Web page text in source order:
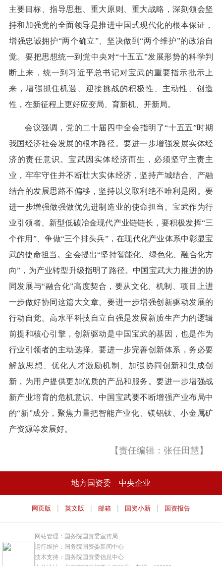
主要目标、指导思想、重大原则、重大战略，深刻领会坚
持和加强党的全面领导是推进中国式现代化的根本保证，
增强忠诚拥护“两个确立”、坚决做到“两个维护”的政治自
觉。要把思想统一到党中央对“十五五”发展形势的科学判
断上来，统一到习近平总书记对宝武的重要指示批示上
来，增强抓住机遇、迎接挑战的积极性、主动性、创造
性，在新征程上更好应变局、育新机、开新局。
会议强调，党的二十届四中全会指明了“十五五”时期
我国经济社会发展的根本路径。要进一步增强发展实体经
济的责任意识。宝武因实体经济而生，必须坚守主责主
业，牢牢守住并不断壮大实体经济，坚持产城结合、产融
结合的发展思路不偏移，坚持以义取利绝不唯利是图。要
进一步增强做强做优先进制造业的使命担当。宝武作为行
业引领者、新型低碳冶金现代产业链链长，要积极发挥“三
个作用”、争做“三个排头兵”，在现代化产业体系中彰显宝
武的使命担当。全会提出“坚持智能化、绿色化、融合化方
向”，为产业转型升级指明了路径。中国宝武大力推进的协
同发展与“融合化”高度契合，要从文化、机制、项目上进
一步做好协同这篇大文章。要进一步增强创新驱动发展的
行动自觉。高水平科技自立自强是发展新质生产力的逻辑
前提和核心引擎，创新驱动是中国宝武的基因，也是作为
行业引领者的主动选择。要进一步完善创新体系，务必要
解放思想、优化人才激励机制、加强协同创新和集成创
新，为用户提供更加优质的产品和服务。要进一步增强战
新产业培育的危机意识。中国宝武要不断增强产业布局中
的“新”成分，聚焦力量把智能产业化、镁铝钛、小金属矿
产资源等发展好。
【责任编辑：张任田慧】
地方国资委 中央企业
网页版 | 英文版 | 邮箱 | 国资小新 | 国资报告
网站管理：国务院国资委宣传局
运行维护：国务院国资委新闻中心
技术支持：国务院国资委信息中心